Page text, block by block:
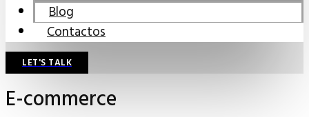
Blog
Contactos
LET'S TALK
E-commerce